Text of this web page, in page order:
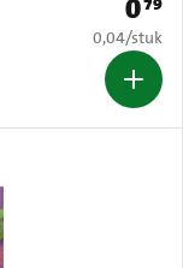
Prijs:
0
€ 0,04 per
0,04/stuk